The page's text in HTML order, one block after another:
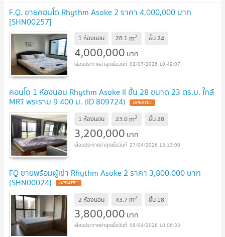
F.Q. ขายคอนโด Rhythm Asoke 2 ราคา 4,000,000 บาท
[SHN00257]
1 ห้องนอน 28.1 m2 ชั้น24
4,000,000 บาท
02/07/2026 10:49:07
คอนโด 1 ห้องนอน Rhythm Asoke II ชั้น 28 ขนาด 23 ตร.ม. ใกล้
MRT พระราม 9 400 ม. (ID 809724) UPDATE !
1 ห้องนอน 23.0 m2 ชั้น28
3,200,000 บาท
27/04/2026 13:13:00
FQ ขายพร้อมผู้เช่า Rhythm Asoke 2 ราคา 3,800,000 บาท
[SHN00024] UPDATE !
2 ห้องนอน 43.7 m2 ชั้น 18
3,800,000 บาท
08/04/2026 10:06:33